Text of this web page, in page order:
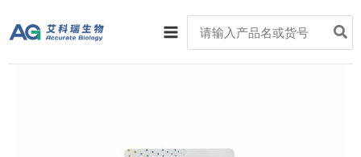
容
Main
Menu
for: